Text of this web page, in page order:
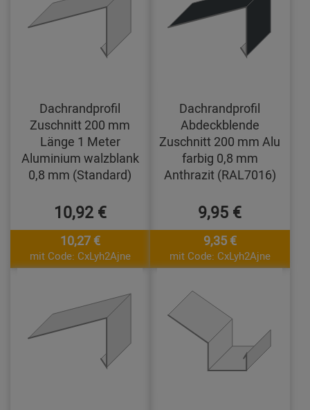
Dachrandprofil
Zuschnitt 200 mm
Länge 1 Meter
Aluminium walzblank
0,8 mm (Standard)
10,92 €
10,27 €
mit Code: CxLyh2Ajne
Dachrandprofil
Abdeckblende
Zuschnitt 200 mm Alu
farbig 0,8 mm
Anthrazit (RAL7016)
9,95 €
9,35 €
mit Code: CxLyh2Ajne